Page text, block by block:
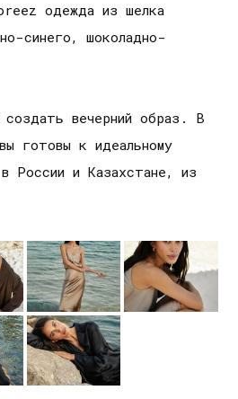
одежда из шелка
синего, шоколадно-
вечерний образ. В
готовы к идеальному
России и Казахстане, из